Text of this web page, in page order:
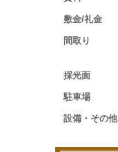
敷金/礼金
間取り
採光面
駐車場
設備・その他